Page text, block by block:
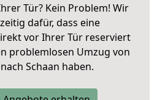
Tür? Kein Problem! Wir
dafür, dass eine
vor Ihrer Tür reserviert
problemlosen Umzug von
Schaan haben.